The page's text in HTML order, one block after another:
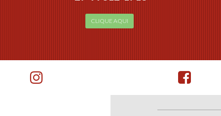
CLIQUE AQUI